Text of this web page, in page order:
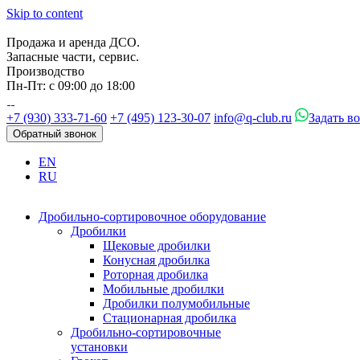
Skip to content
Продажа и аренда ДСО.
Запасные части, сервис.
Производство
Пн-Пт: с 09:00 до 18:00
+7 (930) 333-71-60 +7 (495) 123-30-07 info@q-club.ru Задать
Обратный звонок
EN
RU
Дробильно-сортировочное оборудование
Дробилки
Щековые дробилки
Конусная дробилка
Роторная дробилка
Мобильные дробилки
Дробилки полумобильные
Стационарная дробилка
Дробильно-сортировочные
установки